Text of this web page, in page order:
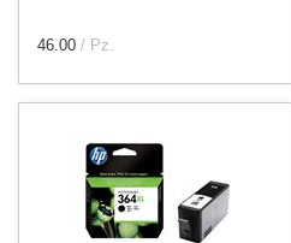
46.00 / Pz.